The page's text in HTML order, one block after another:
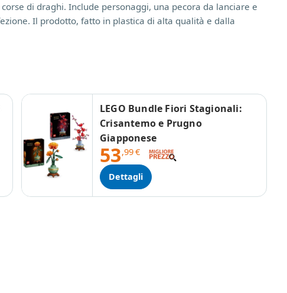
di draghi. Include personaggi, una pecora da lanciare e
Il prodotto, fatto in plastica di alta qualità e dalla
LEGO Bundle Fiori Stagionali:
Crisantemo e Prugno
Giapponese
53,99€
Dettagli